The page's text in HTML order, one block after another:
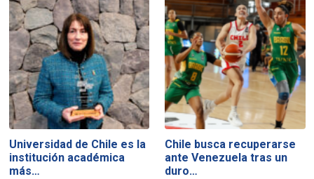
Universidad de Chile es la
institución académica
más…
Chile busca recuperarse
ante Venezuela tras un
duro…